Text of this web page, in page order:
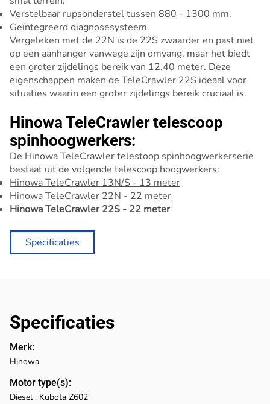
Verstelbaar rupsonderstel tussen 880 - 1300 mm.
Geïntegreerd diagnosesysteem.
Vergeleken met de 22N is de 22S zwaarder en past niet
op een aanhanger vanwege zijn omvang, maar het biedt
een groter zijdelings bereik van 12,40 meter. Deze
eigenschappen maken de TeleCrawler 22S ideaal voor
situaties waarin een groter zijdelings bereik cruciaal is.
Hinowa TeleCrawler telescoop
spinhoogwerkers:
De Hinowa TeleCrawler telestoop spinhoogwerkerserie
bestaat uit de volgende telescoop hoogwerkers:
Hinowa TeleCrawler 13N/S - 13 meter
Hinowa TeleCrawler 22N - 22 meter
Hinowa TeleCrawler 22S - 22 meter
Specificaties
Specificaties
Merk:
Motor type(s):
Hinowa
Diesel : Kubota Z602